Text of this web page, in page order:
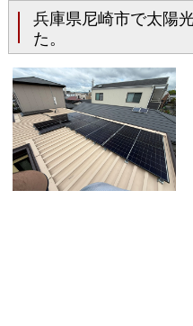
兵庫県尼崎市で太陽
た。